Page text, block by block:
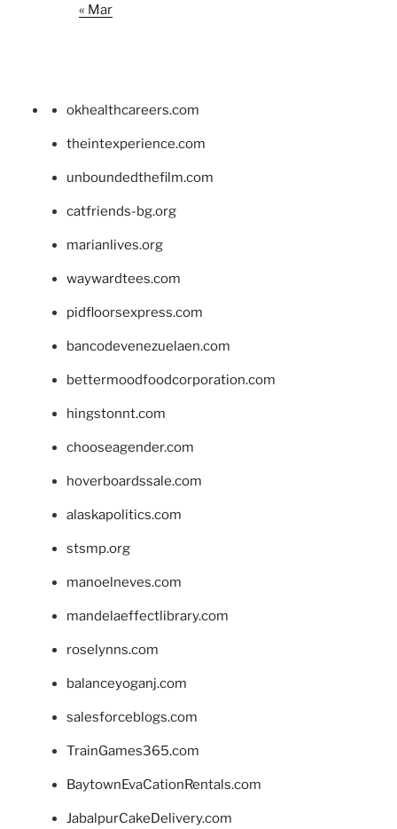
« Mar
okhealthcareers.com
theintexperience.com
unboundedthefilm.com
catfriends-bg.org
marianlives.org
waywardtees.com
pidfloorsexpress.com
bancodevenezuelaen.com
bettermoodfoodcorporation.com
hingstonnt.com
chooseagender.com
hoverboardssale.com
alaskapolitics.com
stsmp.org
manoelneves.com
mandelaeffectlibrary.com
roselynns.com
balanceyoganj.com
salesforceblogs.com
TrainGames365.com
BaytownEvaCationRentals.com
JabalpurCakeDelivery.com